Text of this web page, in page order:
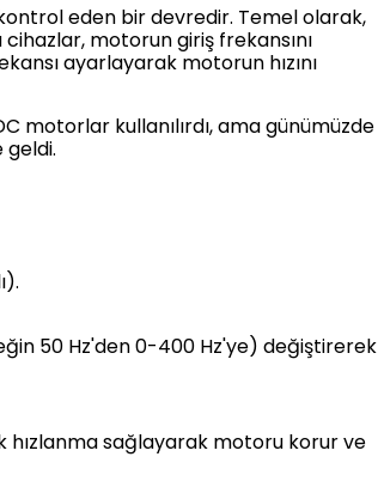
eden bir devredir. Temel olarak,
motorun giriş frekansını
ayarlayarak motorun hızını
motorlar kullanılırdı, ama günümüzde
geldi.
50 Hz'den 0-400 Hz'ye) değiştirerek
hızlanma sağlayarak motoru korur ve